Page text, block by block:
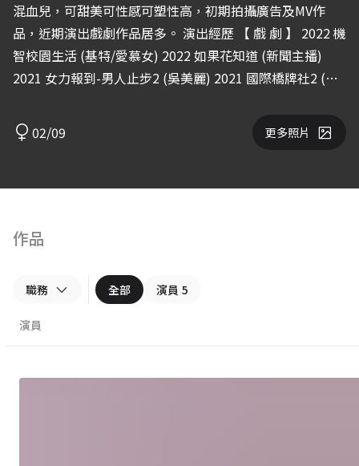
混血兒，可甜美可性感可塑性高，初期拍攝廣告及MV作
品，近期演出戲劇作品居多。 演出經歷 【 戲 劇 】 2022 機
智校園生活 (基特/愛慕女) 2022 如果花知道 (新聞主播)
2021 女力報到-男人止步2 (吳美麗) 2021 國際橋牌社2 (立
朋友 2019 女兵日記-女力報到 2019 種菜女神 2019 美味滿
閣 【 廣 告 拍 攝 】 * 2022 台糖穀物廣告 真愛篇(女主-小
30秒 * 2020 燦坤 Awesome會員特典 (單元女主角) * 2020
麼 – 常態性演出 桃園國際機場 第二航廈 服務篇 (飾演 地
飲料廣告CF (女主角 - 飾演學生) - 麥香錫蘭奶茶《教室篇》
- 麥香阿薩姆奶茶《升旗典禮篇》 (女主角 - 飾演學生) *
2019 麥當勞叔叔之家慈善基金會CF廣告 * 2018 冰火飲料
CF - 改變篇 (女配角) * 2018 古道梅子綠CF - 一半篇 (女配
02/09 更多照片
作品
職務 全部 演員 5
演員